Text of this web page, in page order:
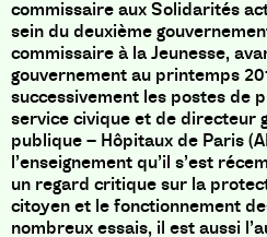
commissaire aux Solidarités
sein du deuxième
commissaire à la Jeunesse,
gouvernement au printemps
successivement les postes de
service civique et de directeur
publique – Hôpitaux de Paris
l’enseignement qu’il s’est
un regard critique sur la
citoyen et le fonctionnement
nombreux essais, il est aussi